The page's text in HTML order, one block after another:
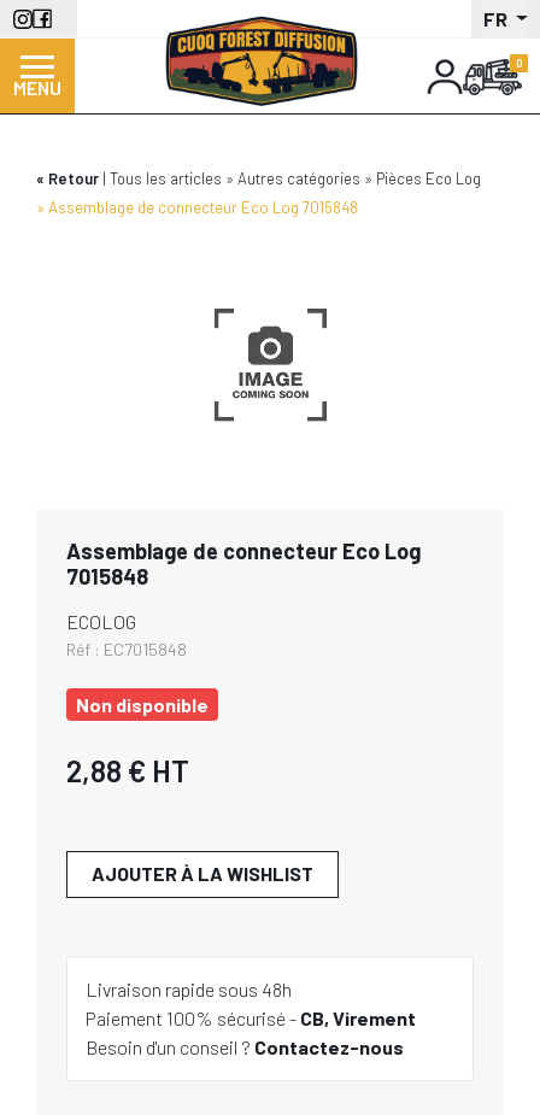
Aller
au
contenu
principal
FR
MENU
Retour Tous les articles Autres catégories
Pièces Eco Log
Assemblage de connecteur Eco Log 7015848
Assemblage de connecteur Eco Log
7015848
ECOLOG
Réf : EC7015848
Non disponible
2,88 € HT
AJOUTER À LA WISHLIST
Livraison rapide sous 48h
Paiement 100% sécurisé - CB, Virement
Besoin d'un conseil ? Contactez-nous